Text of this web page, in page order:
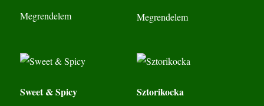
Megrendelem Megrendelem
Sweet & Spicy Sztorikocka